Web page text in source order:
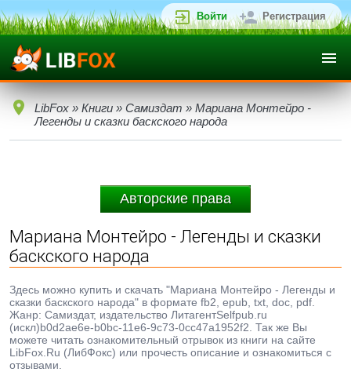
Войти Регистрация
LibFox » Книги » Самиздат » Мариана Монтейро -
Легенды и сказки баскского народа
Авторские права
Мариана Монтейро - Легенды и сказки
баскского народа
Здесь можно купить и скачать "Мариана Монтейро - Легенды и
сказки баскского народа" в формате fb2, epub, txt, doc, pdf.
Жанр: Самиздат, издательство ЛитагентSelfpub.ru
(искл)b0d2ae6e-b0bc-11e6-9c73-0cc47a1952f2. Так же Вы
можете читать ознакомительный отрывок из книги на сайте
LibFox.Ru (ЛибФокс) или прочесть описание и ознакомиться с
отзывами.